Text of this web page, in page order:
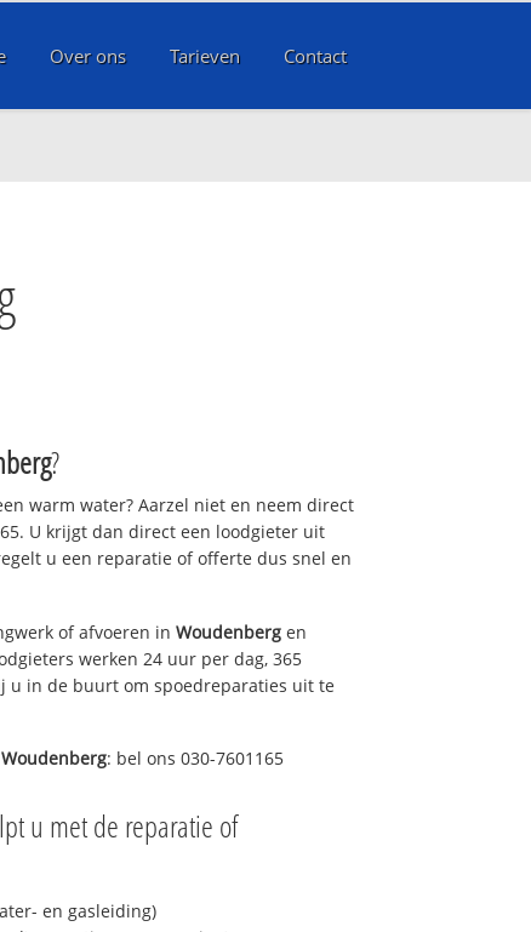
Over ons Tarieven Contact
?
warm water? Aarzel niet en neem direct
U krijgt dan direct een loodgieter uit
u een reparatie of offerte dus snel en
of afvoeren in Woudenberg en
werken 24 uur per dag, 365
u in de buurt om spoedreparaties uit te
Woudenberg: bel ons 030-7601165
u met de reparatie of
en gasleiding)